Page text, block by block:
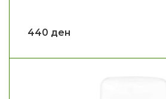
440 ден